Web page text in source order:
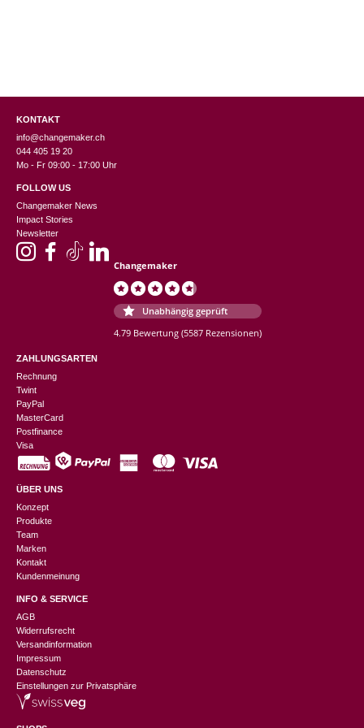
KONTAKT
info@changemaker.ch
044 405 19 20
Mo - Fr 09:00 - 17:00 Uhr
FOLLOW US
Changemaker News
Impact Stories
Newsletter
Changemaker
Unabhängig geprüft
4.79 Bewertung (5587 Rezensionen)
ZAHLUNGSARTEN
Rechnung
Twint
PayPal
MasterCard
Postfinance
Visa
ÜBER UNS
Konzept
Produkte
Team
Marken
Kontakt
Kundenmeinung
INFO & SERVICE
AGB
Widerrufsrecht
Versandinformation
Impressum
Datenschutz
Einstellungen zur Privatsphäre